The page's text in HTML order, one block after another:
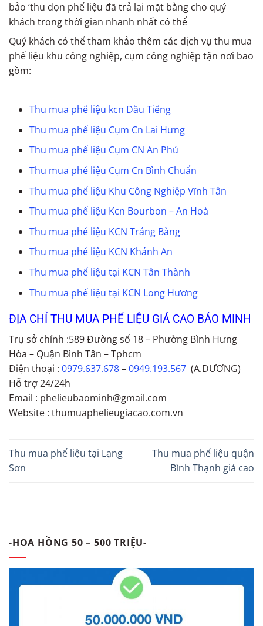
bảo ‘thu dọn phế liệu đã trả lại mặt bằng cho quý
khách trong thời gian nhanh nhất có thể
Quý khách có thể tham khảo thêm các dịch vụ thu mua
phế liệu khu công nghiệp, cụm công nghiệp tận nơi bao
gồm:
Thu mua phế liệu kcn Dầu Tiếng
Thu mua phế liệu Cụm Cn Lai Hưng
Thu mua phế liệu Cụm CN An Phú
Thu mua phế liệu Cụm Cn Bình Chuẩn
Thu mua phế liệu Khu Công Nghiệp Vĩnh Tân
Thu mua phế liệu Kcn Bourbon – An Hoà
Thu mua phế liệu KCN Trảng Bàng
Thu mua phế liệu KCN Khánh An
Thu mua phế liệu tại KCN Tân Thành
Thu mua phế liệu tại KCN Long Hương
ĐỊA CHỈ THU MUA PHẾ LIỆU GIÁ CAO BẢO MINH
Trụ sở chính :589 Đường số 18 – Phường Bình Hưng
Hòa – Quận Bình Tân – Tphcm
Điện thoại : 0979.637.678–0949.193.567 (A.DƯƠNG)
Hỗ trợ 24/24h
Email : phelieubaominh@gmail.com
Website : thumuaphelieugiacao.com.vn
Thu mua phế liệu tại Lạng
Sơn
Thu mua phế liệu quận
Bình Thạnh giá cao
-HOA HỒNG 50 – 500 TRIỆU-